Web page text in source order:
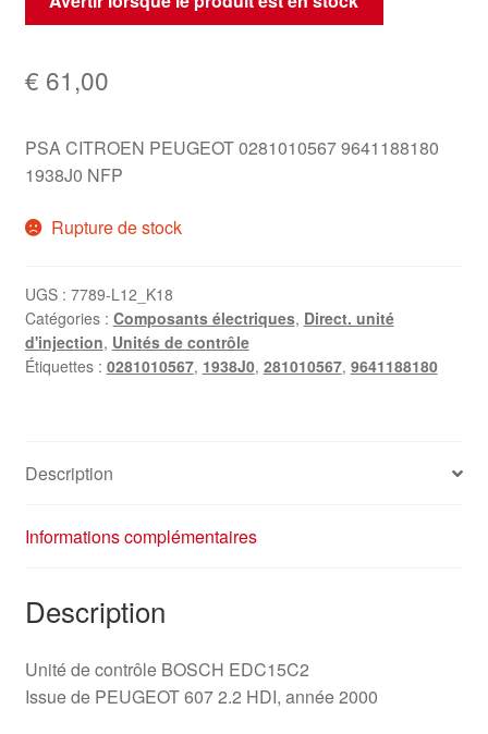
€ 61,00
PSA CITROEN PEUGEOT 0281010567 9641188180
1938J0 NFP
Rupture de stock
UGS : 7789-L12_K18
Catégories : Composants électriques, Direct. unité
d'injection, Unités de contrôle
Étiquettes : 0281010567, 1938J0, 281010567, 9641188180
Description
Informations complémentaires
Description
Unité de contrôle BOSCH EDC15C2
Issue de PEUGEOT 607 2.2 HDI, année 2000